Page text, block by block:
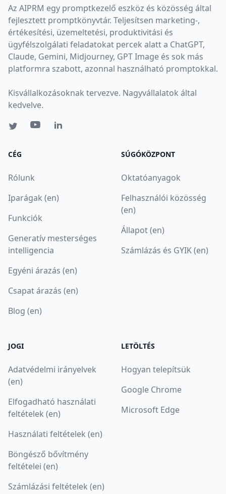
Az AIPRM egy promptkezelő eszköz és közösség által
fejlesztett promptkönyvtár. Teljesítsen marketing-,
értékesítési, üzemeltetési, produktivitási és
ügyfélszolgálati feladatokat percek alatt a ChatGPT,
Claude, Gemini, Midjourney, GPT Image és sok más
platformra szabott, azonnal használható promptokkal.
Kisvállalkozásoknak tervezve. Nagyvállalatok által
kedvelve.
CÉG
Rólunk
Iparágak (en)
Funkciók
Generatív mesterséges
intelligencia
Egyéni árazás (en)
Csapat árazás (en)
Blog (en)
SÚGÓKÖZPONT
Oktatóanyagok
Felhasználói közösség
(en)
Állapot (en)
Számlázás és GYIK (en)
JOGI
Adatvédelmi irányelvek
(en)
Elfogadható használati
feltételek (en)
Használati feltételek (en)
Böngésző bővítmény
feltételei (en)
Számlázási feltételek (en)
LETÖLTÉS
Hogyan telepítsük
Google Chrome
Microsoft Edge